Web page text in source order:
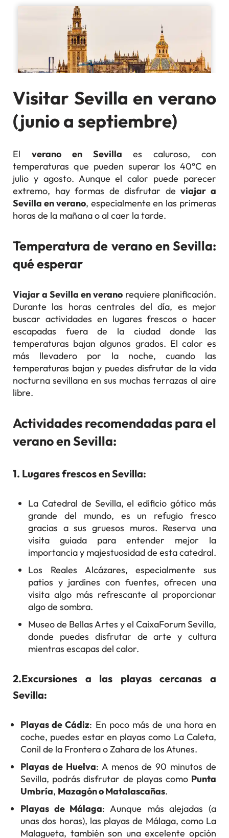
Visitar Sevilla en verano
(junio a septiembre)
El verano en Sevilla es caluroso, con
temperaturas que pueden superar los 40°C en
julio y agosto. Aunque el calor puede parecer
extremo, hay formas de disfrutar deviajar a
Sevilla en verano, especialmente en las primeras
horas de la mañana o al caer la tarde.
Temperatura de verano en Sevilla:
qué esperar
Viajar a Sevilla en verano requiere planificación.
Durante las horas centrales del día, es mejor
buscar actividades en lugares frescos o hacer
escapadas fuera de la ciudad donde las
temperaturas bajan algunos grados. El calor es
más llevadero por la noche, cuando las
temperaturas bajan y puedes disfrutar de la vida
nocturna sevillana en sus muchas terrazas al aire
libre.
Actividades recomendadas para el
verano en Sevilla:
1. Lugares frescos en Sevilla:
La Catedral de Sevilla, el edificio gótico más
grande del mundo, es un refugio fresco
gracias a sus gruesos muros. Reserva una
visita guiada para entender mejor la
importancia y majestuosidad de esta catedral.
Los Reales Alcázares, especialmente sus
patios y jardines con fuentes, ofrecen una
visita algo más refrescante al proporcionar
algo de sombra.
Museo de Bellas Artes y el CaixaForum Sevilla,
donde puedes disfrutar de arte y cultura
mientras escapas del calor.
2.Excursiones a las playas cercanas a
Sevilla:
Playas de Cádiz: En poco más de una hora en
coche, puedes estar en playas como La Caleta,
Conil de la Frontera o Zahara de los Atunes.
Playas de Huelva: A menos de 90 minutos de
Sevilla, podrás disfrutar de playas como Punta
Umbría, Mazagón o Matalascañas.
Playas de Málaga: Aunque más alejadas (a
unas dos horas), las playas de Málaga, como La
Malagueta, también son una excelente opción